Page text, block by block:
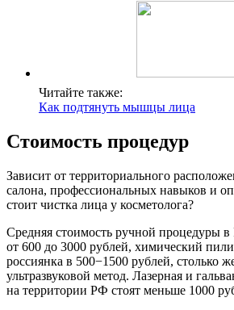
Читайте также:
Как подтянуть мышцы лица
Стоимость процедур
Зависит от территориального
салона, профессиональных навыков и
стоит чистка лица у косметолога?
Средняя стоимость ручной процедуры в
от 600 до 3000 рублей, химический
россиянка в 500−1500 рублей, столько
ультразвуковой метод. Лазерная и
на территории РФ стоят меньше 1000